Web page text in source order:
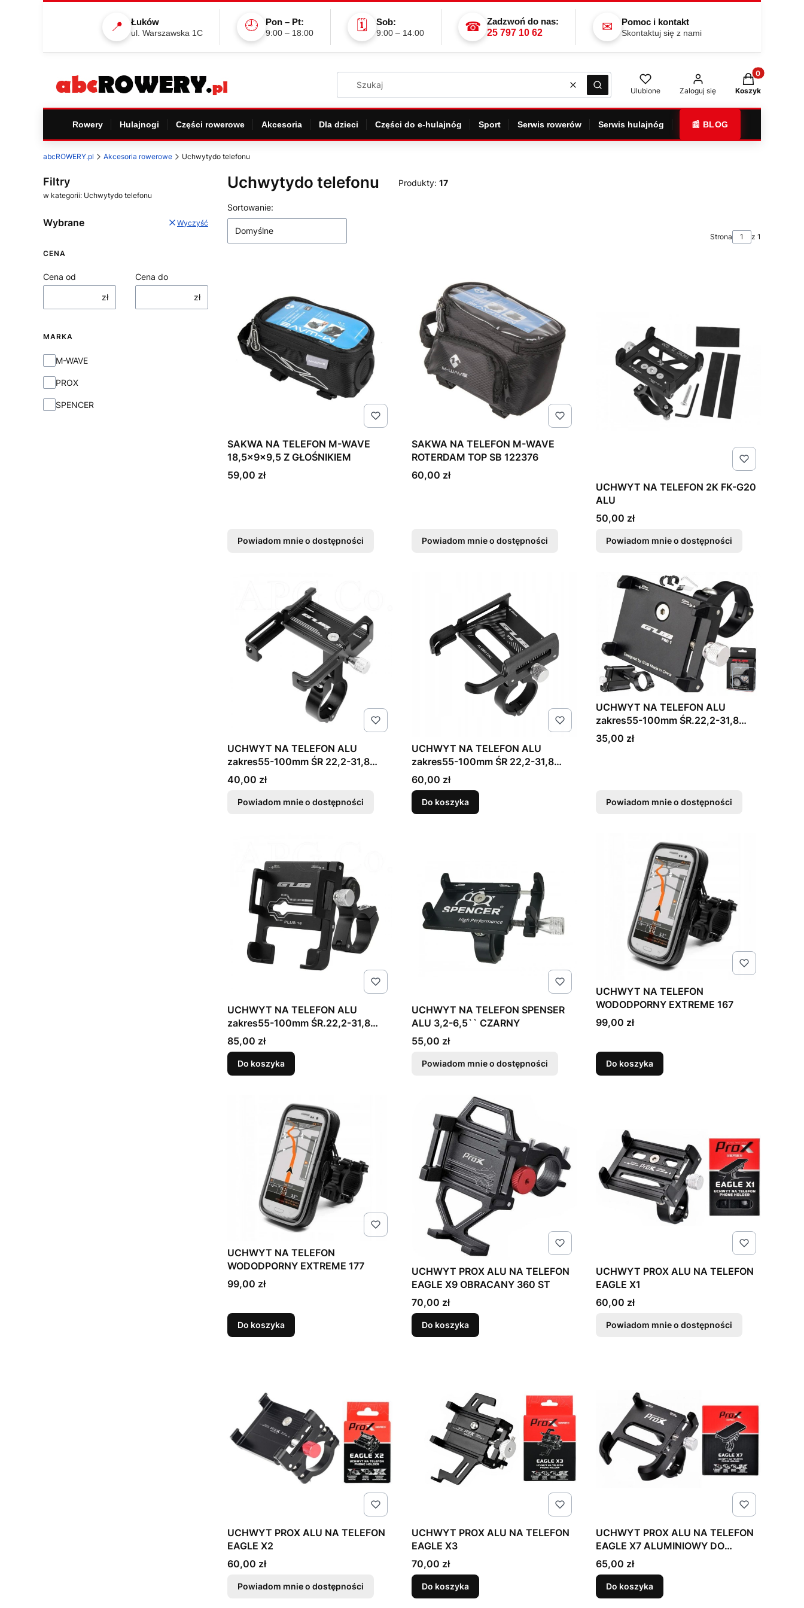
📍 Łuków
ul. Warszawska 1C 🕘 Pon – Pt:
9:00 – 18:00 🗓 Sob:
9:00 – 14:00 ☎
Zadzwoń do nas:
25 797 10 62
✉ Pomoc i kontakt
Skontaktuj się z nami
WyczyśćSzukaj Ulubione Zaloguj się
Produkty w
Koszyk
Rowery Hulajnogi Części rowerowe Akcesoria Dla dzieci Części do e-hulajnóg Sport Serwis rowerów Serwis hulajnóg 📰 BLOG
abcROWERY.pl Akcesoria rowerowe Uchwytydo telefonu
Filtry
w kategorii: Uchwytydo telefonu
Wybrane Wyczyść
CENA
Cena od
zł
Cena do
zł
MARKA
Marka
M-WAVE
PROX
SPENCER
Uchwytydo telefonu Produkty: 17
Lista produktów
Sortowanie:
Domyślne
Strona z 1
SAKWA NA TELEFON M-WAVE
18,5x9x9,5 Z GŁOŚNIKIEM
Cena
59,00 zł
Powiadom mnie o dostępności
SAKWA NA TELEFON M-WAVE
ROTERDAM TOP SB 122376
Cena
60,00 zł
Powiadom mnie o dostępności
UCHWYT NA TELEFON 2K FK-G20
ALU
Cena
50,00 zł
Powiadom mnie o dostępności
UCHWYT NA TELEFON ALU
zakres55-100mm ŚR 22,2-31,8
GUB P10
Cena
40,00 zł
Powiadom mnie o dostępności
UCHWYT NA TELEFON ALU
zakres55-100mm ŚR 22,2-31,8
GUB P30
Cena
60,00 zł
Do koszyka
UCHWYT NA TELEFON ALU
zakres55-100mm ŚR.22,2-31,8
GUB G-81
Cena
35,00 zł
Powiadom mnie o dostępności
UCHWYT NA TELEFON ALU
zakres55-100mm ŚR.22,2-31,8
GUB PLUS
Cena
85,00 zł
Do koszyka
UCHWYT NA TELEFON SPENSER
ALU 3,2-6,5`` CZARNY
Cena
55,00 zł
Powiadom mnie o dostępności
UCHWYT NA TELEFON
WODODPORNY EXTREME 167
Cena
99,00 zł
Do koszyka
UCHWYT NA TELEFON
WODODPORNY EXTREME 177
Cena
99,00 zł
Do koszyka
UCHWYT PROX ALU NA TELEFON
EAGLE X9 OBRACANY 360 ST
Cena
70,00 zł
Do koszyka
UCHWYT PROX ALU NA TELEFON
EAGLE X1
Cena
60,00 zł
Powiadom mnie o dostępności
UCHWYT PROX ALU NA TELEFON
EAGLE X2
Cena
60,00 zł
Powiadom mnie o dostępności
UCHWYT PROX ALU NA TELEFON
EAGLE X3
Cena
70,00 zł
Do koszyka
UCHWYT PROX ALU NA TELEFON
EAGLE X7 ALUMINIOWY DO
SMARTPHONA CZARNY
OBRACANY 360st
Cena
65,00 zł
Do koszyka